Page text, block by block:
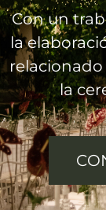
Con un
la
la